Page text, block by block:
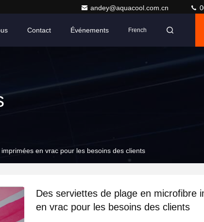
andey@aquacool.com.cn
Contact Événements French
en vrac pour les besoins des clients
Des serviettes de plage en microfibre
en vrac pour les besoins des clients